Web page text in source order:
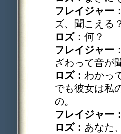
フレイジャー
ズ、聞こえる
ロズ： 何？
フレイジャー
ざわって音が
ロズ： わかっ
でも彼女は私
の。
フレイジャー
ロズ： あなた